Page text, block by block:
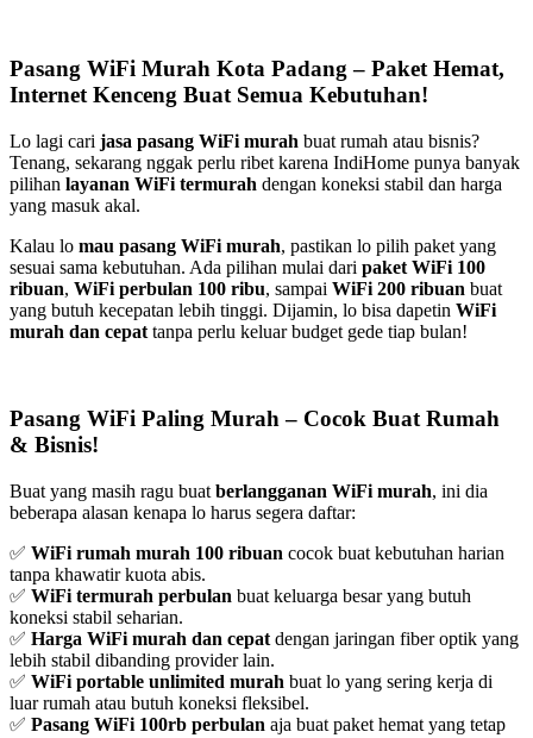
Pasang WiFi Murah Kota Padang – Paket Hemat,
Internet Kenceng Buat Semua Kebutuhan!
Lo lagi cari jasa pasang WiFi murah buat rumah atau bisnis?
Tenang, sekarang nggak perlu ribet karena IndiHome punya banyak
pilihan layanan WiFi termurah dengan koneksi stabil dan harga
yang masuk akal.
Kalau lo mau pasang WiFi murah, pastikan lo pilih paket yang
sesuai sama kebutuhan. Ada pilihan mulai dari paket WiFi 100
ribuan, WiFi perbulan 100 ribu, sampai WiFi 200 ribuan buat
yang butuh kecepatan lebih tinggi. Dijamin, lo bisa dapetin WiFi
murah dan cepat tanpa perlu keluar budget gede tiap bulan!
Pasang WiFi Paling Murah – Cocok Buat Rumah
& Bisnis!
Buat yang masih ragu buat berlangganan WiFi murah, ini dia
beberapa alasan kenapa lo harus segera daftar:
✅ WiFi rumah murah 100 ribuan cocok buat kebutuhan harian
tanpa khawatir kuota abis.
✅ WiFi termurah perbulan buat keluarga besar yang butuh
koneksi stabil seharian.
✅ Harga WiFi murah dan cepat dengan jaringan fiber optik yang
lebih stabil dibanding provider lain.
✅ WiFi portable unlimited murah buat lo yang sering kerja di
luar rumah atau butuh koneksi fleksibel.
✅ Pasang WiFi 100rb perbulan aja buat paket hemat yang tetap